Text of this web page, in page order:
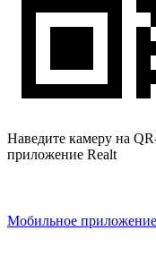
Наведите камеру на
приложение Realt
Мобильное